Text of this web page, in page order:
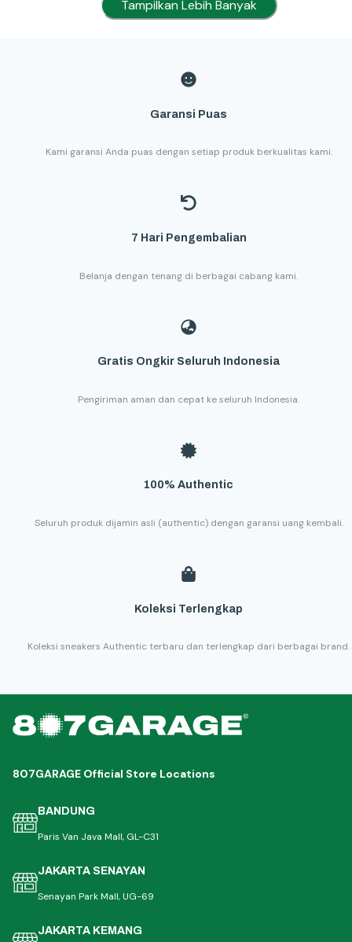
Tampilkan Lebih Banyak
Garansi Puas
Kami garansi Anda puas dengan setiap produk berkualitas kami.
7 Hari Pengembalian
Belanja dengan tenang di berbagai cabang kami.
Gratis Ongkir Seluruh Indonesia
Pengiriman aman dan cepat ke seluruh Indonesia.
100% Authentic
Seluruh produk dijamin asli (authentic) dengan garansi uang kembali.
Koleksi Terlengkap
Koleksi sneakers Authentic terbaru dan terlengkap dari berbagai brand.
807GARAGE Official Store Locations
BANDUNG
Paris Van Java Mall, GL-C31
JAKARTA SENAYAN
Senayan Park Mall, UG-69
JAKARTA KEMANG